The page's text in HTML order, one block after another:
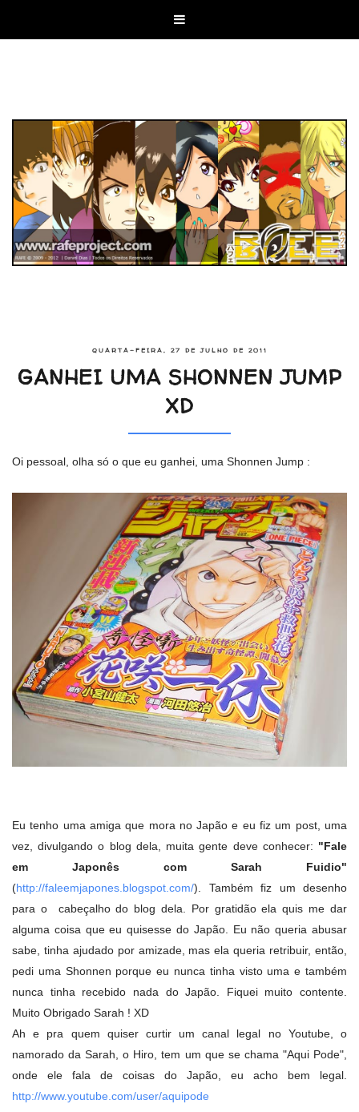

QUARTA-FEIRA, 27 DE JULHO DE 2011
GANHEI UMA SHONNEN JUMP
XD
Oi pessoal, olha só o que eu ganhei, uma Shonnen Jump :
Eu tenho uma amiga que mora no Japão e eu fiz um post, uma
vez, divulgando o blog dela, muita gente deve conhecer: "Fale
em Japonês com Sarah Fuidio"
(http://faleemjapones.blogspot.com/). Também fiz um desenho
para o cabeçalho do blog dela. Por gratidão ela quis me dar
alguma coisa que eu quisesse do Japão. Eu não queria abusar
sabe, tinha ajudado por amizade, mas ela queria retribuir, então,
pedi uma Shonnen porque eu nunca tinha visto uma e também
nunca tinha recebido nada do Japão. Fiquei muito contente.
Muito Obrigado Sarah ! XD
Ah e pra quem quiser curtir um canal legal no Youtube, o
namorado da Sarah, o Hiro, tem um que se chama "Aqui Pode",
onde ele fala de coisas do Japão, eu acho bem legal.
http://www.youtube.com/user/aquipode